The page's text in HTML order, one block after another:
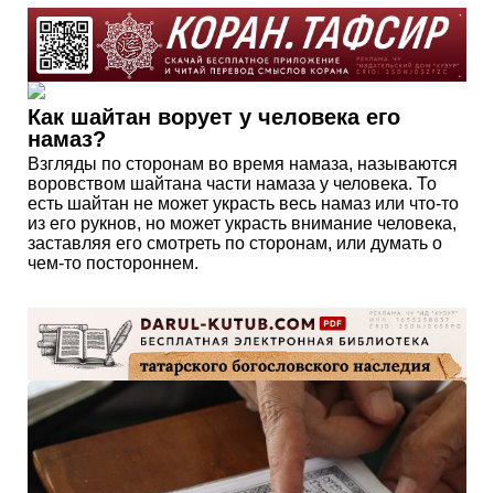
Как шайтан ворует у человека его
намаз?
Взгляды по сторонам во время намаза, называются
воровством шайтана части намаза у человека. То
есть шайтан не может украсть весь намаз или что-то
из его рукнов, но может украсть внимание человека,
заставляя его смотреть по сторонам, или думать о
чем-то постороннем.